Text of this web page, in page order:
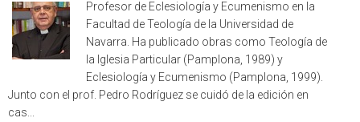
Profesor de Eclesiología y Ecumenismo en la
Facultad de Teología de la Universidad de
Navarra. Ha publicado obras como Teología de
la Iglesia Particular (Pamplona, 1989) y
Eclesiología y Ecumenismo (Pamplona, 1999).
Junto con el prof. Pedro Rodríguez se cuidó de la edición en
cas...